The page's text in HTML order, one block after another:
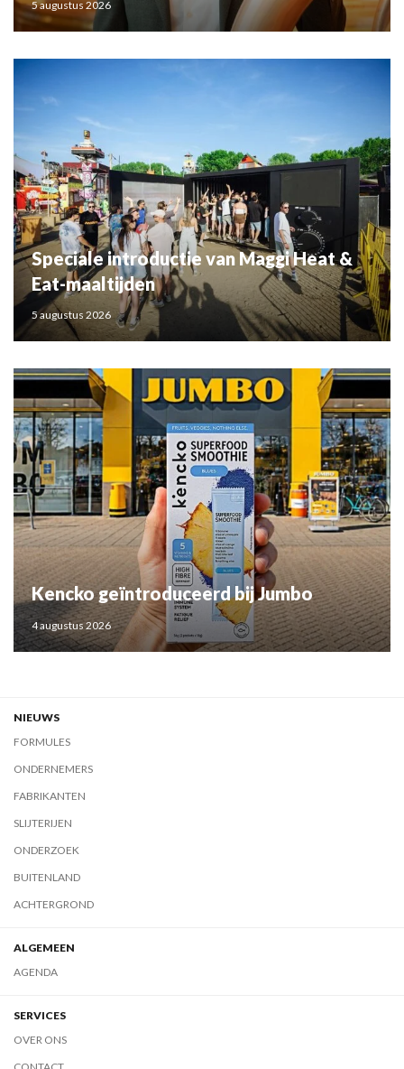
5 augustus 2026
Speciale introductie van Maggi Heat &
Eat-maaltijden
5 augustus 2026
Kencko geïntroduceerd bij Jumbo
4 augustus 2026
NIEUWS
FORMULES
ONDERNEMERS
FABRIKANTEN
SLIJTERIJEN
ONDERZOEK
BUITENLAND
ACHTERGROND
ALGEMEEN
AGENDA
SERVICES
OVER ONS
CONTACT